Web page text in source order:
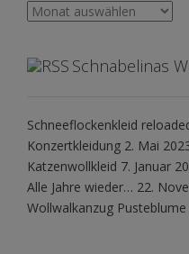
Archiv
Schnabelinas
Schneeflockenkleid
Konzertkleidung 2. Mai
Katzenwollkleid 7. Januar
Alle Jahre wieder… 22.
Wollwalkanzug Pusteblume